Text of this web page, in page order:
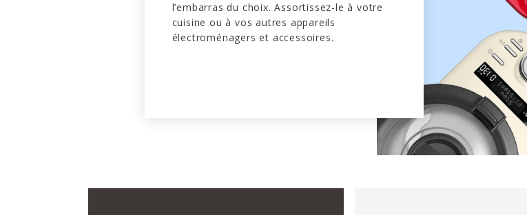
l’embarras du choix. Assortissez-le à votre
cuisine ou à vos autres appareils
électroménagers et accessoires.